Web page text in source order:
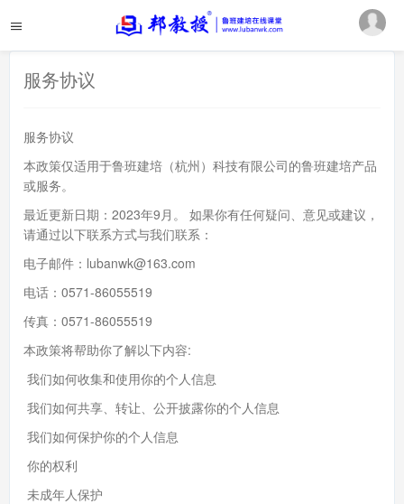
服务协议
服务协议
本政策仅适用于鲁班建培（杭州）科技有限公司的鲁班建培产品
或服务。
最近更新日期：2023年9月。 如果你有任何疑问、意见或建议，
请通过以下联系方式与我们联系：
电子邮件：lubanwk@163.com
电话：0571-86055519
传真：0571-86055519
本政策将帮助你了解以下内容:
我们如何收集和使用你的个人信息
我们如何共享、转让、公开披露你的个人信息
我们如何保护你的个人信息
你的权利
未成年人保护